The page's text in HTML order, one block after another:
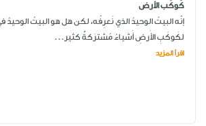
كَوكَب الأَرض
إنّه البيتُ الوحيدُ الذي نَعرِفُه، لكن هل هو البيتُ الوحيدُ
لكَوكَبِ الأَرضِ أَشياءُ مُشترَكةٌ كثير...
اقرأ المزيد